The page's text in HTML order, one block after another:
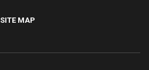
SITE MAP